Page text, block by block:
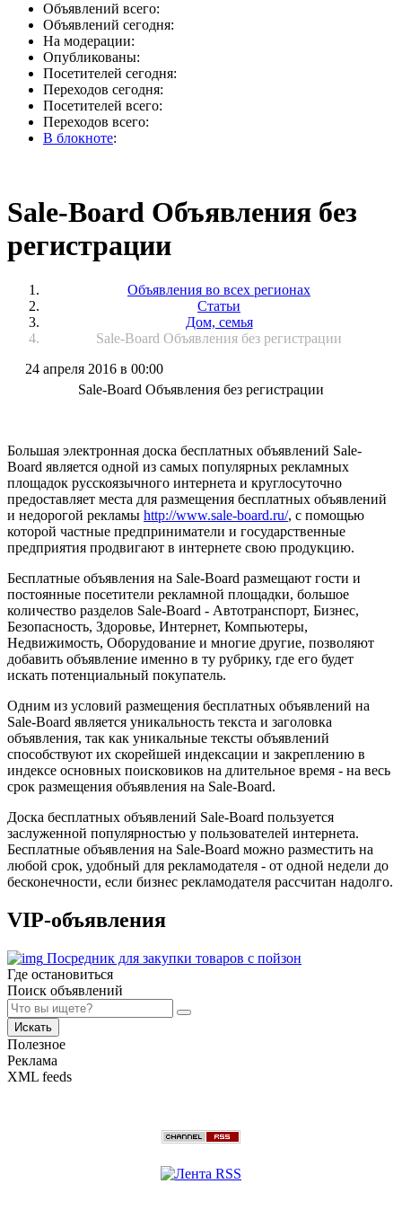
Объявлений всего:
Объявлений сегодня:
На модерации:
Опубликованы:
Посетителей сегодня:
Переходов сегодня:
Посетителей всего:
Переходов всего:
В блокноте:
Sale-Board Объявления без
регистрации
Объявления во всех регионах
Статьи
Дом, семья
Sale-Board Объявления без регистрации
24 апреля 2016 в 00:00
Sale-Board Объявления без регистрации
Большая электронная доска бесплатных объявлений Sale-
Board является одной из самых популярных рекламных
площадок русскоязычного интернета и круглосуточно
предоставляет места для размещения бесплатных объявлений
и недорогой рекламы http://www.sale-board.ru/, с помощью
которой частные предприниматели и государственные
предприятия продвигают в интернете свою продукцию.
Бесплатные объявления на Sale-Board размещают гости и
постоянные посетители рекламной площадки, большое
количество разделов Sale-Board - Автотранспорт, Бизнес,
Безопасность, Здоровье, Интернет, Компьютеры,
Недвижимость, Оборудование и многие другие, позволяют
добавить объявление именно в ту рубрику, где его будет
искать потенциальный покупатель.
Одним из условий размещения бесплатных объявлений на
Sale-Board является уникальность текста и заголовка
объявления, так как уникальные тексты объявлений
способствуют их скорейшей индексации и закреплению в
индексе основных поисковиков на длительное время - на весь
срок размещения объявления на Sale-Board.
Доска бесплатных объявлений Sale-Board пользуется
заслуженной популярностью у пользователей интернета.
Бесплатные объявления на Sale-Board можно разместить на
любой срок, удобный для рекламодателя - от одной недели до
бесконечности, если бизнес рекламодателя рассчитан надолго.
VIP-объявления
Посредник для закупки товаров с пойзон
Где остановиться
Поиск объявлений
Искать
Полезное
Реклама
XML feeds